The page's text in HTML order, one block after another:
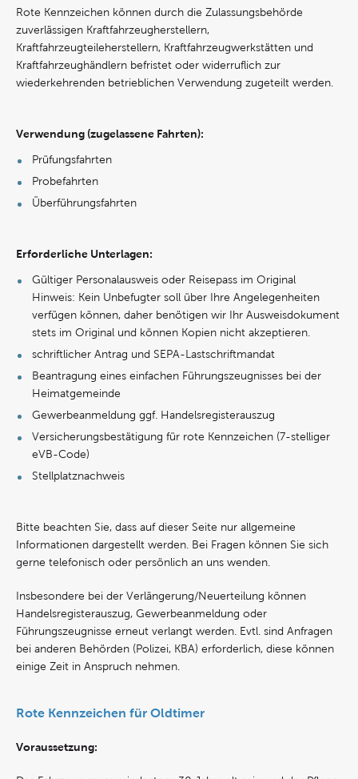
Rote Kennzeichen können durch die Zulassungsbehörde
zuverlässigen Kraftfahrzeugherstellern,
Kraftfahrzeugteileherstellern, Kraftfahrzeugwerkstätten und
Kraftfahrzeughändlern befristet oder widerruflich zur
wiederkehrenden betrieblichen Verwendung zugeteilt werden.
Verwendung (zugelassene Fahrten):
Prüfungsfahrten
Probefahrten
Überführungsfahrten
Erforderliche Unterlagen:
Gültiger Personalausweis oder Reisepass im Original
Hinweis: Kein Unbefugter soll über Ihre Angelegenheiten
verfügen können, daher benötigen wir Ihr Ausweisdokument
stets im Original und können Kopien nicht akzeptieren.
schriftlicher Antrag und SEPA-Lastschriftmandat
Beantragung eines einfachen Führungszeugnisses bei der
Heimatgemeinde
Gewerbeanmeldung ggf. Handelsregisterauszug
Versicherungsbestätigung für rote Kennzeichen (7-stelliger
eVB-Code)
Stellplatznachweis
Bitte beachten Sie, dass auf dieser Seite nur allgemeine
Informationen dargestellt werden. Bei Fragen können Sie sich
gerne telefonisch oder persönlich an uns wenden.
Insbesondere bei der Verlängerung/Neuerteilung können
Handelsregisterauszug, Gewerbeanmeldung oder
Führungszeugnisse erneut verlangt werden. Evtl. sind Anfragen
bei anderen Behörden (Polizei, KBA) erforderlich, diese können
einige Zeit in Anspruch nehmen.
Rote Kennzeichen für Oldtimer
Voraussetzung: